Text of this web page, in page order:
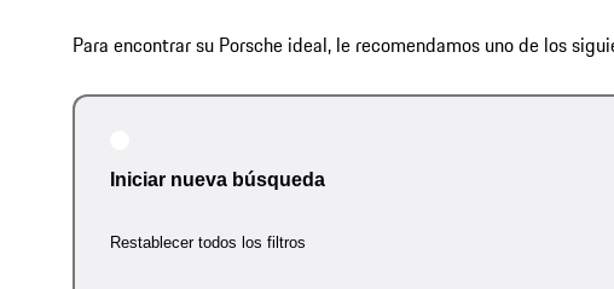
Para encontrar su Porsche ideal, le recomendamos uno de los
Iniciar nueva búsqueda
Restablecer todos los filtros